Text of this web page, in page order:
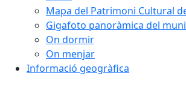
Mapa del Patrimoni Cultural
Gigafoto panoràmica del
On dormir
On menjar
Informació geogràfica